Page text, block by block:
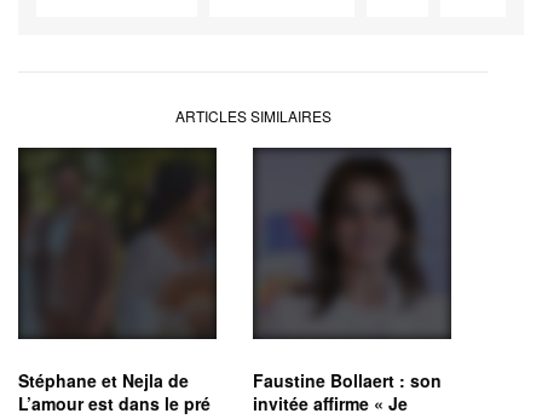
ARTICLES SIMILAIRES
Stéphane et Nejla de
L’amour est dans le pré
Faustine Bollaert : son
invitée affirme « Je